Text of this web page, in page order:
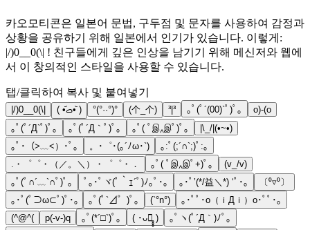
카오모티콘은 일본어 문법, 구두점 및 문자를 사용하여 감정과
상황을 공유하기 위해 일본에서 인기가 있습니다. 이렇게:
|/)0__0(\| ! 친구들에게 깊은 인상을 남기기 위해 메신저와 웹에
서 이 창의적인 스타일을 사용할 수 있습니다.
탭/클릭하여 복사 및 붙여넣기
|/)0__0(\| ( •᷄ࡇ•᷅ ) °(°··°)° (个_个) ³|³ ｡ﾟ(ﾟ´(00)`ﾟ)ﾟ｡
o)-(o
｡ﾟ(ﾟ´Д`ﾟ)ﾟ｡
｡ﾟ(ﾟ´Д｀ﾟ)ﾟ｡ ｡ﾟ( ﾟஇ‸இﾟ)ﾟ｡
|\_/|(•~•)
｡ﾟ･（>﹏<）･ﾟ｡
。･゜･(｡´ﾉω･`)
｡:ﾟ(;´∩`;)ﾟ:｡
.・゜゜・（／。＼）・゜゜・．
｡ﾟ( ﾟஇ‸இﾟ+)ﾟ｡
(v_/v)
｡ﾟ(ﾟ∩´﹏`∩ﾟ)ﾟ｡
ﾟ｡･ﾟヾ(ﾟ｀ｪ´ﾟ)ﾉ｡ﾟ･｡ ｡･ﾟ’(*/益＼*) ‘ﾟ･｡
〔⁰▿⁰〕
｡･ﾟ(ﾟ⊃ω⊂ﾟ)ﾟ･｡
｡ﾟ(ﾟ`⊿゜)ﾟ｡ (`°n°)
｡･ﾟﾟ･o（ｉДｉ）o･ﾟﾟ･｡
(^@^(
p(-v-)q ｡ﾟ(*´□`)ﾟ｡ ( ･ᴗ･̥̥̥ )
｡ﾟヽ(ﾟ´Д｀)ﾉﾟ｡